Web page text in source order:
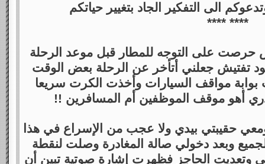
الى التفكير الجاد بتغيير حياتكم
**** ****
حرصت على التوجه للمطار قبل موعد الرحلة
تفتيش جعلني أتأخر عن الرحلة بعض الوقت
مواقف السيارات وأخذت الكرت سريعا
أهو موقف الموظفين أم المسافرين !!
حقيبتي بيدي ولا عجب من الإسراع في هذا
وبعد دخولي صالة المغادرة وصلت لنقطة
وتعديت الحاجز فظهرت إشارة صوتية تبين أن